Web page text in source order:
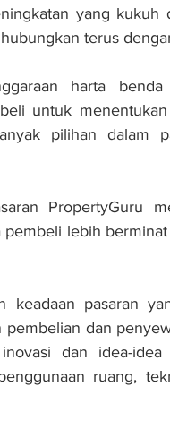
yang kukuh
terus
harta
untuk
pilihan dalam
Property­Guru
pembeli lebih
keadaan pasaran
pembelian dan
dan idea-
ruang,